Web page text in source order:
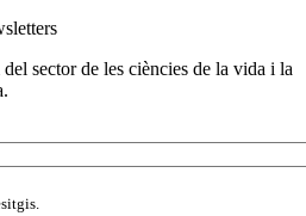
sector de les ciències de la vida i la